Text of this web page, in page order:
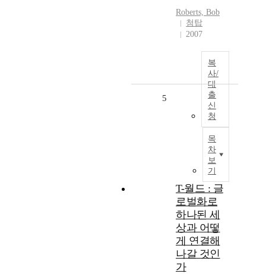
Roberts, Bob
첨탑
2007
복
사/
대
출
신
청
목
차
보
기
5
T-월드 : 글
로벌화로
하나된 세
상과 어떻
게 연결해
나갈 것인
가